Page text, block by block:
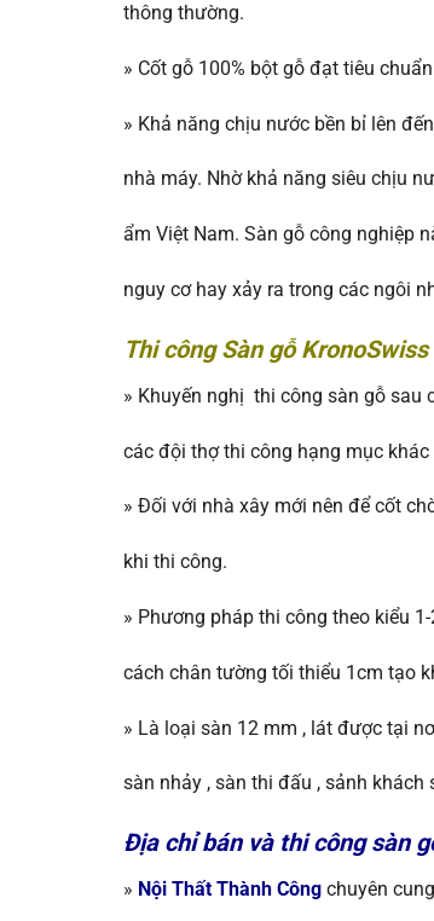
thông thường.
» Cốt gỗ 100% bột gỗ đạt tiêu
» Khả năng chịu nước bền bỉ lên
nhà máy. Nhờ khả năng siêu chịu
ẩm Việt Nam. Sàn gỗ công nghiệp
nguy cơ hay xảy ra trong các ngôi
Thi công Sàn gỗ
» Khuyến nghị thi công sàn gỗ sau
các đội thợ thi công hạng mục
» Đối với nhà xây mới nên để cốt
khi thi công.
» Phương pháp thi công theo kiểu
cách chân tường tối thiểu 1cm tạo
» Là loại sàn 12 mm , lát được tại
sàn nhảy , sàn thi đấu , sảnh khách
Địa chỉ bán và thi công sàn
» Nội Thất Thành Công chuyên